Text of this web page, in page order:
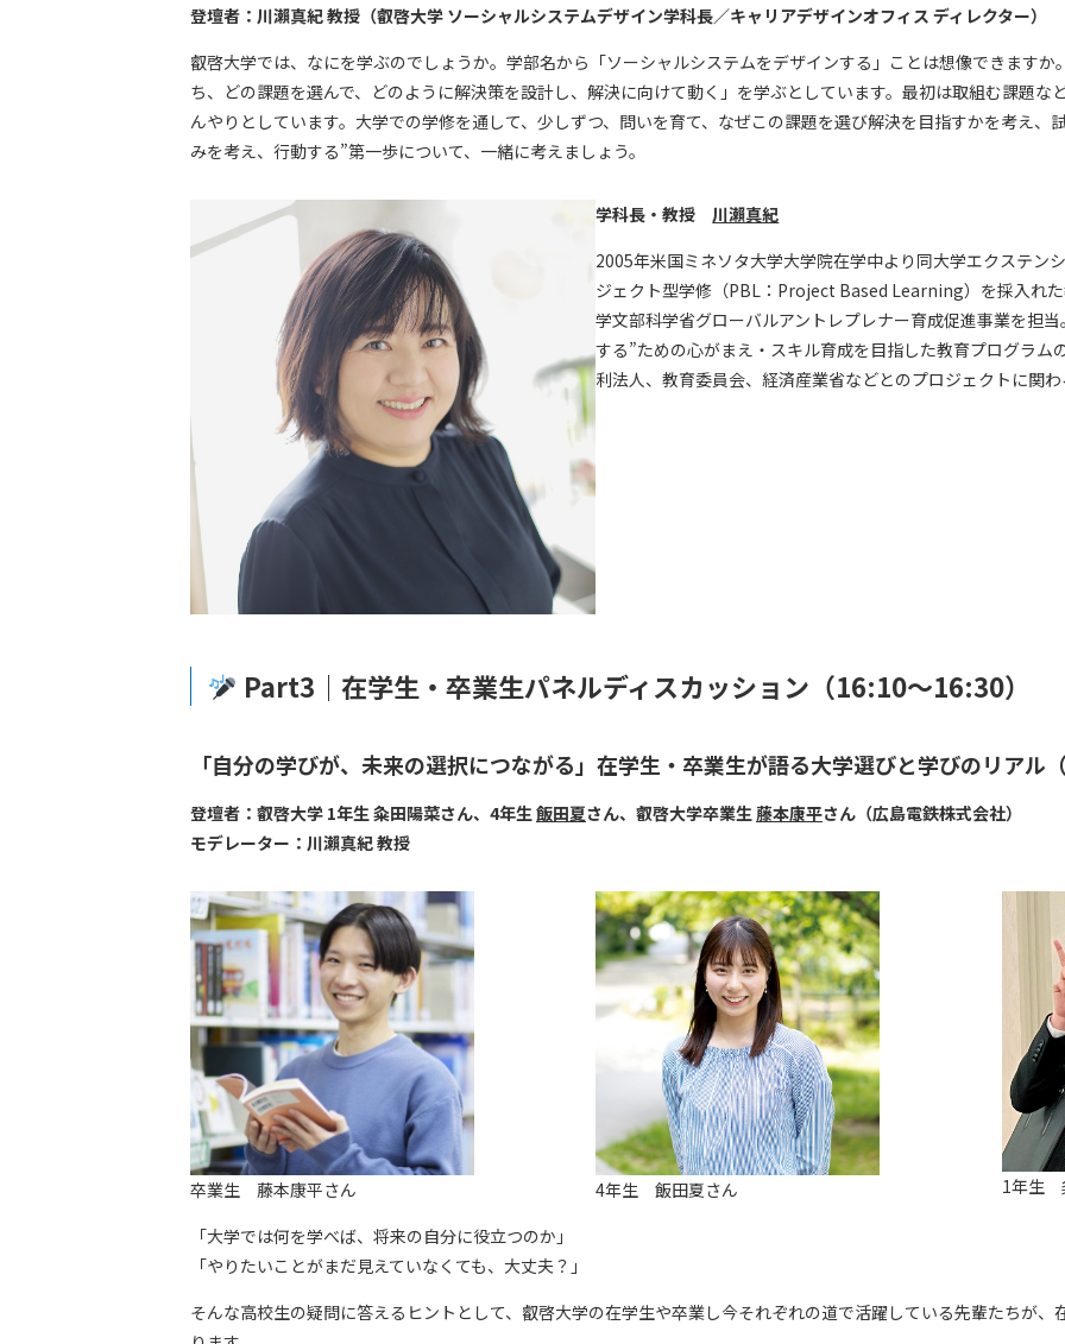
登壇者：川瀨真紀 教授（叡啓大学 ソーシャルシステムデザイン学科長／キャリアデザインオフィス ディレクター）
叡啓大学では、なにを学ぶのでしょうか。学部名から「ソーシャルシステムをデザインする」ことは想像できます
ち、どの課題を選んで、どのように解決策を設計し、解決に向けて動く」を学ぶとしています。最初は取組む課題な
んやりとしています。大学での学修を通して、少しずつ、問いを育て、なぜこの課題を選び解決を目指すかを考え、
みを考え、⾏動する”第一歩について、一緒に考えましょう。
学科長・教授 川瀨真紀
2005年⽶国ミネソタ⼤学⼤学院在学中より同⼤学エクステン
ジェクト型学修（PBL：Project Based Learning）を採入れ
学⽂部科学省グローバルアントレプレナー育成促進事業を担
する”ための⼼がまえ・スキル育成を目指した教育プログラ
利法⼈、教育委員会、経済産業省などとのプロジェクトに関
Part3｜在学生・卒業生パネルディスカッション（16:10～16:30）
「自分の学びが、未来の選択につながる」在学生・卒業生が語る大学選びと学びのリアル
登壇者：叡啓大学 1年生 粂田陽菜さん、 4年生 飯田夏さん、叡啓大学卒業生 藤本康平さん（広島電鉄株式会社）
モデレーター：川瀨真紀 教授
卒業生 藤本康平さん 4年生 飯田夏さん 1年生
「大学では何を学べば、将来の自分に役立つのか」
「やりたいことがまだ見えていなくても、大丈夫？」
そんな高校生の疑問に答えるヒントとして、叡啓大学の在学生や卒業し今それぞれの道で活躍している先輩たちが